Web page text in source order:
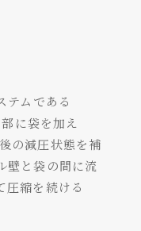
テムである
に袋を加え
の減圧状態を補
壁と袋の間に流
圧縮を続ける